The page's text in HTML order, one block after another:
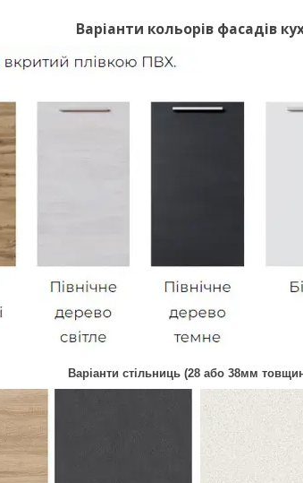
Варіанти кольорів фасадів
Варіанти стільниць (28 або 38мм